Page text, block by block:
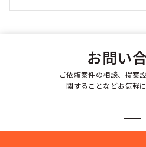
お問い
ご依頼案件の相談、提案
関することなどお気軽